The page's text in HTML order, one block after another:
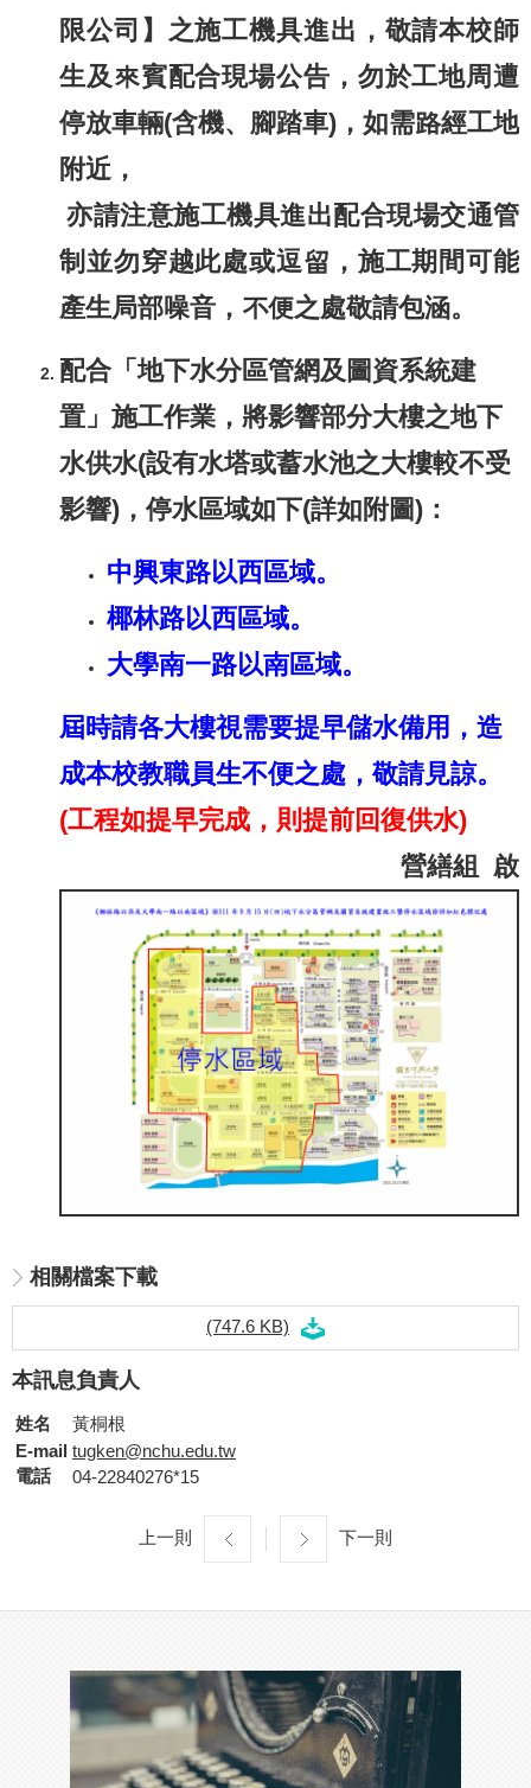
限公司】之施工機具進出，敬請本校師
生及來賓配合現場公告，勿於工地周遭
停放車輛(含機、腳踏車)，如需路經工地
附近，
亦請注意施工機具進出配合現場交通管
制並勿穿越此處或逗留，施工期間可能
產生局部噪音，不便之處敬請包涵。
配合「地下水分區管網及圖資系統建
置」施工作業，將影響部分大樓之地下
水供水(設有水塔或蓄水池之大樓較不受
影響)，停水區域如下(詳如附圖)：
中興東路以西區域。
椰林路以西區域。
大學南一路以南區域。
屆時請各大樓視需要提早儲水備用，造
成本校教職員生不便之處，敬請見諒。
(工程如提早完成，則提前回復供水)
營繕組 啟
相關檔案下載
(747.6 KB)
本訊息負責人
姓名
黃桐根
E-mail tugken@nchu.edu.tw
電話
04-22840276*15
上一則 下一則